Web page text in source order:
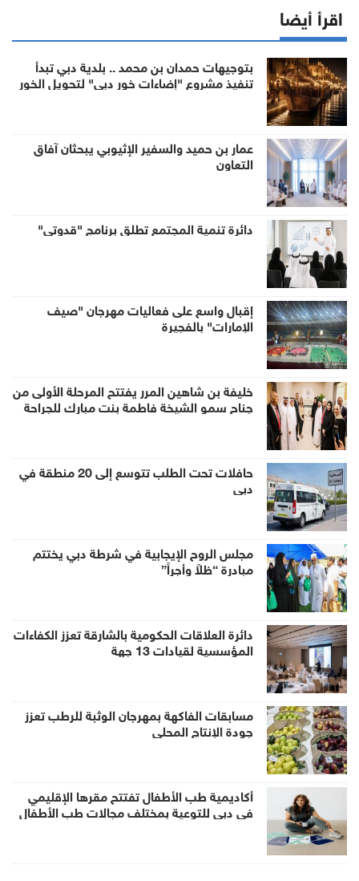
اقرأ أيضا
بتوجيهات حمدان بن محمد .. بلدية دبي تبدأ
تنفيذ مشروع "إضاءات خور دبي" لتحويل الخور
عمار بن حميد والسفير الإثيوبي يبحثان آفاق
التعاون
دائرة تنمية المجتمع تطلق برنامج "قدوتي"
إقبال واسع على فعاليات مهرجان "صيف
الإمارات" بالفجيرة
خليفة بن شاهين المرر يفتتح المرحلة الأولى من
جناح سمو الشيخة فاطمة بنت مبارك للجراحة
حافلات تحت الطلب تتوسع إلى 20 منطقة في
دبي
مجلس الروح الإيجابية في شرطة دبي يختتم
مبادرة “ظلاً وأجراً”
دائرة العلاقات الحكومية بالشارقة تعزز الكفاءات
المؤسسية لقيادات 13 جهة
مسابقات الفاكهة بمهرجان الوثبة للرطب تعزز
جودة الإنتاج المحلي
أكاديمية طب الأطفال تفتتح مقرها الإقليمي
في دبي للتوعية بمختلف مجالات طب الأطفال